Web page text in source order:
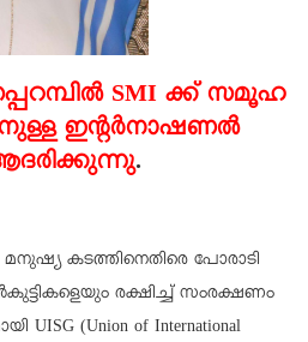
SMI ക്ക്‌ സമൂഹ
ഇന്റർനാഷണൽ
.
കടത്തിനെതിരെ പോരാടി
രക്ഷിച്ച് സംരക്ഷണം
UISG (Union of International